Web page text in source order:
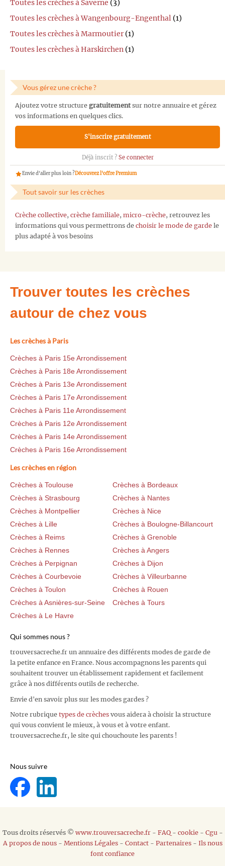
Toutes les crèches à Saverne (3)
Toutes les crèches à Wangenbourg-Engenthal (1)
Toutes les crèches à Marmoutier (1)
Toutes les crèches à Harskirchen (1)
Vous gérez une crèche ?
Ajoutez votre structure gratuitementsur notre annuaire et gérez
vos informations en quelques clics.
S'inscrire gratuitement
Déjà inscrit ? Se connecter
Envie d'aller plus loin ?Découvrez l'offre Premium
Tout savoir sur les crèches
Crèche collective, crèche familiale, micro-crèche, retrouvez les
informations qui vous permettrons de choisir le mode de garde le
plus adapté à vos besoins
Trouver toutes les crèches
autour de chez vous
Les crèches à Paris
Crèches à Paris 15e Arrondissement
Crèches à Paris 18e Arrondissement
Crèches à Paris 13e Arrondissement
Crèches à Paris 17e Arrondissement
Crèches à Paris 11e Arrondissement
Crèches à Paris 12e Arrondissement
Crèches à Paris 14e Arrondissement
Crèches à Paris 16e Arrondissement
Les crèches en région
Crèches à Toulouse
Crèches à Bordeaux
Crèches à Strasbourg
Crèches à Nantes
Crèches à Montpellier
Crèches à Nice
Crèches à Lille
Crèches à Boulogne-Billancourt
Crèches à Reims
Crèches à Grenoble
Crèches à Rennes
Crèches à Angers
Crèches à Perpignan
Crèches à Dijon
Crèches à Courbevoie
Crèches à Villeurbanne
Crèches à Toulon
Crèches à Rouen
Crèches à Asnières-sur-Seine
Crèches à Tours
Crèches à Le Havre
Qui sommes nous ?
trouversacreche.fr un annuaire des différents modes de garde de
la petite enfance en France. Nous accompagnons les parents qui
souhaitent trouver un établissement rapidement et facilement
grâce à nos différents outils de recherche.
Envie d'en savoir plus sur les modes gardes ?
Notre rubrique types de crèches vous aidera à choisir la structure
qui vous convient le mieux, à vous et à votre enfant.
trouversacreche.fr, le site qui chouchoute les parents !
Nous suivre
Tous droits réservés © www.trouversacreche.fr- FAQ- cookie- Cgu -
A propos de nous- Mentions Légales- Contact- Partenaires- Ils nous
font confiance